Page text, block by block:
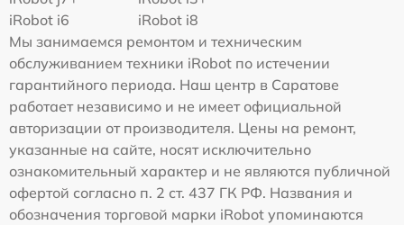
iRobot i6
iRobot i8
Мы занимаемся ремонтом и техническим
обслуживанием техники iRobot по истечении
гарантийного периода. Наш центр в Саратове
работает независимо и не имеет официальной
авторизации от производителя. Цены на ремонт,
указанные на сайте, носят исключительно
ознакомительный характер и не являются публичной
офертой согласно п. 2 ст. 437 ГК РФ. Названия и
обозначения торговой марки iRobot упоминаются